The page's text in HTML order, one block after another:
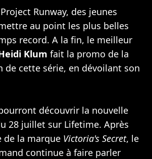
Runway, des jeunes
au point les plus belles
record. A la fin, le meilleur
Klum fait la promo de la
de cette série, en dévoilant son
découvrir la nouvelle
28 juillet sur Lifetime. Après
de la marque Victoria's Secret, le
continue à faire parler